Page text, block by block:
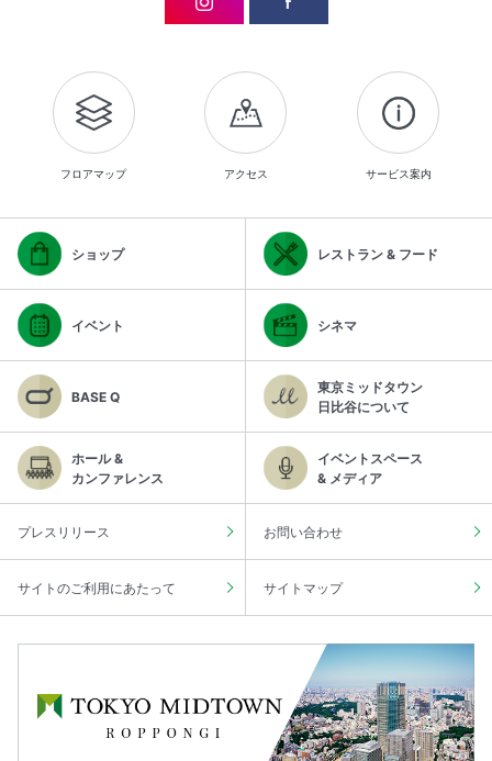
フロアマップ アクセス サービス案内
ショップ レストラン & フード
イベント シネマ
BASE Q
東京ミッドタウン
日比谷について
ホール &
カンファレンス
イベントスペース
& メディア
プレスリリース お問い合わせ
サイトのご利用にあたって サイトマップ